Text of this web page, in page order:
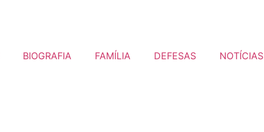
BIOGRAFIA FAMÍLIA DEFESAS NOTÍCIAS